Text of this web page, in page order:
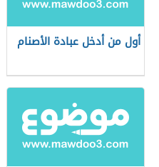
أول من أدخل عبادة الأصنام